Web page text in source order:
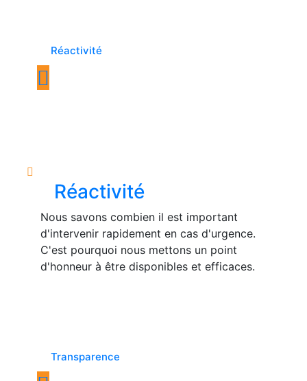
Réactivité
Réactivité
Nous savons combien il est important
d'intervenir rapidement en cas d'urgence.
C'est pourquoi nous mettons un point
d'honneur à être disponibles et efficaces.
Transparence